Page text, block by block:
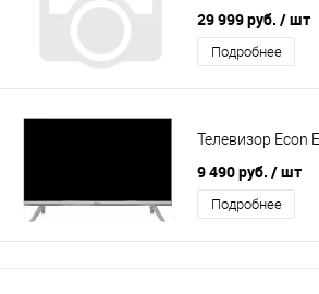
29 999 руб. / шт
Подробнее
Телевизор Econ
9 490 руб. / шт
Подробнее